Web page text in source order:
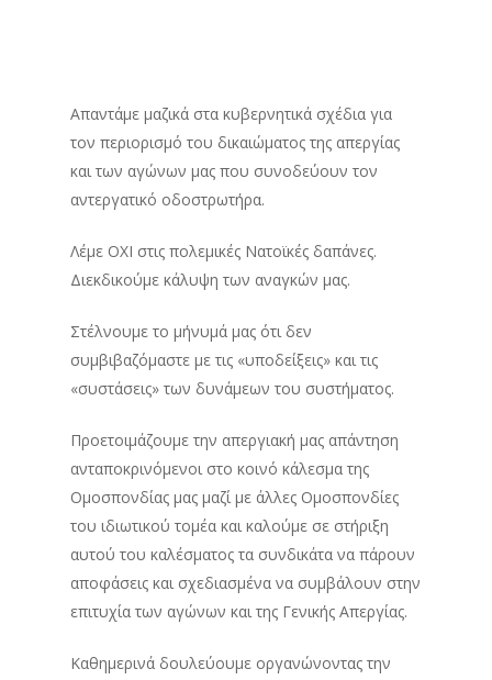
Απαντάμε μαζικά στα κυβερνητικά σχέδια για
τον περιορισμό του δικαιώματος της απεργίας
και των αγώνων μας που συνοδεύουν τον
αντεργατικό οδοστρωτήρα.
Λέμε ΟΧΙ στις πολεμικές Νατοϊκές δαπάνες.
Διεκδικούμε κάλυψη των αναγκών μας.
Στέλνουμε το μήνυμά μας ότι δεν
συμβιβαζόμαστε με τις «υποδείξεις» και τις
«συστάσεις» των δυνάμεων του συστήματος.
Προετοιμάζουμε την απεργιακή μας απάντηση
ανταποκρινόμενοι στο κοινό κάλεσμα της
Ομοσπονδίας μας μαζί με άλλες Ομοσπονδίες
του ιδιωτικού τομέα και καλούμε σε στήριξη
αυτού του καλέσματος τα συνδικάτα να πάρουν
αποφάσεις και σχεδιασμένα να συμβάλουν στην
επιτυχία των αγώνων και της Γενικής Απεργίας.
Καθημερινά δουλεύουμε οργανώνοντας την